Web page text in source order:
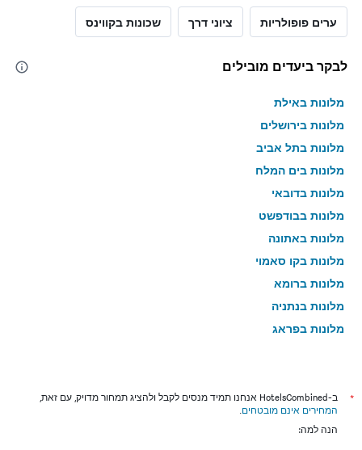
ערים פופולריות ציוני דרך שכונות בקווינס
לבקר ביעדים מובילים
מלונות באילת
מלונות בירושלים
מלונות בתל אביב
מלונות בים המלח
מלונות בדובאי
מלונות בבודפשט
מלונות באתונה
מלונות בקו סאמוי
מלונות ברומא
מלונות בנתניה
מלונות בפראג
מלונות בבנגקוק
מלונות בלונדון
*
ב-HotelsCombined אנחנו תמיד מנסים לקבל ולהציג תמחור מדויק, עם זאת,
המחירים אינם מובטחים.
הנה למה: